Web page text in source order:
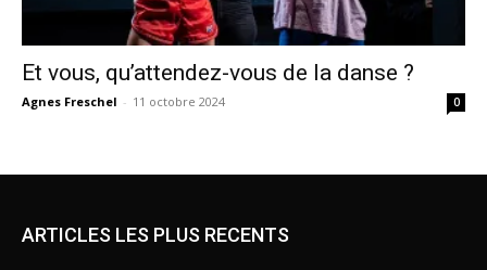
Et vous, qu’attendez-vous de la danse ?
Agnes Freschel - 11 octobre 2024 0
ARTICLES LES PLUS RECENTS